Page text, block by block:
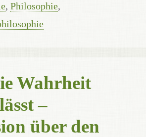
, Philosophie,
Wahrheit
–
über den